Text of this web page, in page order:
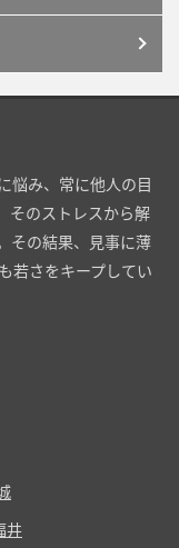
悩み、常に他人の目
そのストレスから解
その結果、見事に薄
若さをキープしてい
井